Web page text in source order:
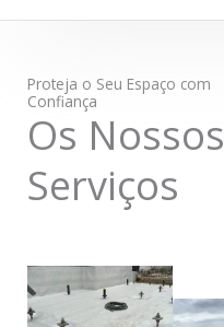
Proteja o Seu Espaço com
Confiança
Os Nossos
Serviços